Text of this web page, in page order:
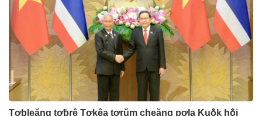
Tơbleăng tơƀrê Tơkêa tơrŭm cheăng pơla Kuô̆k hô̆i